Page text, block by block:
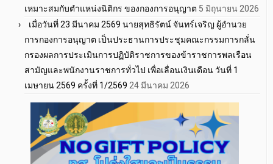
เหมาะสมกับตำแหน่งนิติกร ของกองการอนุญาต 5 มิถุนายน 2026
เมื่อวันที่ 23 มีนาคม 2569 นายสุทธิรัตน์ จันทร์เจริญ ผู้อำนวย
การกองการอนุญาต เป็นประธานการประชุมคณะกรรมการกลั่น
กรองผลการประเมินการปฏิบัติราชการของข้าราชการพลเรือน
สามัญและพนักงานราชการทั่วไป เพื่อเลื่อนเงินเดือน วันที่ 1
เมษายน 2569 ครั้งที่ 1/2569 24 มีนาคม 2026